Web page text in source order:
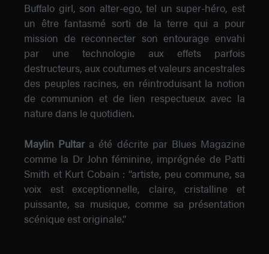
Buffalo girl, son alter-ego, tel un super-héro, est
un être fantasmé sorti de la terre qui a pour
mission de reconnecter son entourage envahi
par une technologie aux effets parfois
destructeurs, aux coutumes et valeurs ancestrales
des peuples racines, en réintroduisant la notion
de communion et de lien respectueux avec la
nature dans le quotidien.
Maylin Pultara été décrite par Blues Magazine
comme la Dr John féminine, imprégnée de Patti
Smith et Kurt Cobain : “artiste, peu commune, sa
voix est exceptionnelle, claire, cristalline et
puissante, sa musique, comme sa présentation
scénique est originale.”